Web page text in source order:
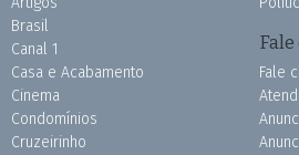
Brasil
Canal 1
Casa e Acabamento
Cinema
Condomínios
Cruzeirinho
Fale